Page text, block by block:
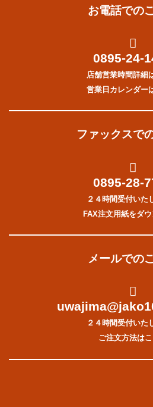
お電話での
0895-24-
店舗営業時間詳細
営業日カレンダー
ファックスで
0895-28-
２４時間受付いた
FAX注文用紙をダ
メールでの
２４時間受付いた
ご注文方法は